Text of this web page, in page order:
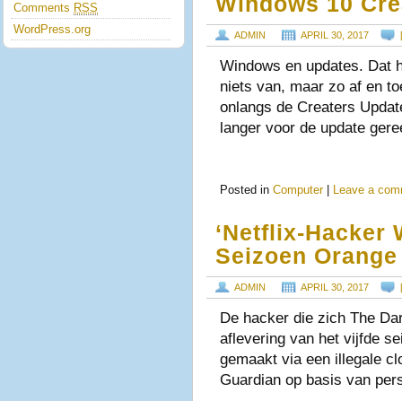
ADMIN APRIL 30, 2017
Windows en updates. Dat
niets van, maar zo af en
onlangs de Creaters
langer voor de update
Posted in Computer Leave a
‘Netflix-Hacker
Seizoen
ADMIN APRIL 30, 2017
De hacker die zich The
aflevering van het vijfde
gemaakt via een illegale
Guardian op basis van
Comments RSS
WordPress.org